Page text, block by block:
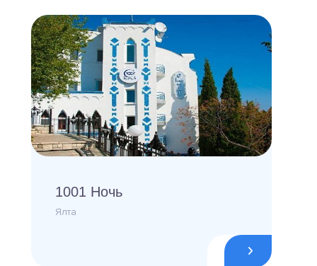
1001 Ночь
Ялта